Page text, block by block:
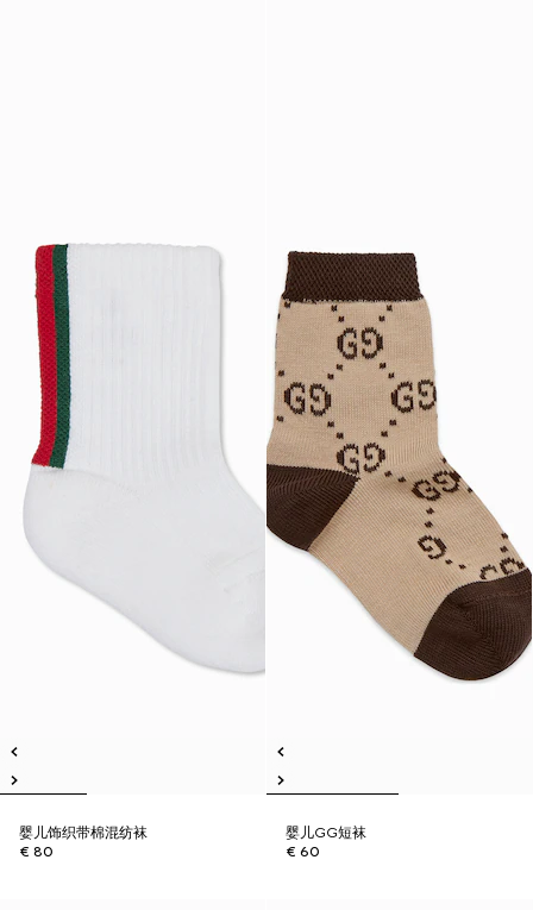
婴儿饰织带棉混纺袜
€ 80
婴儿GG短袜
€ 60